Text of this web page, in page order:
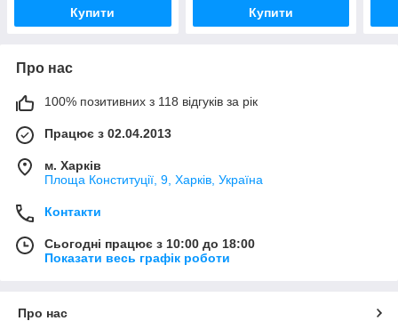
Купити Купити
Про нас
100% позитивних з 118 відгуків за рік
Працює з 02.04.2013
м. Харків
Площа Конституції, 9, Харків, Україна
Контакти
Сьогодні працює з 10:00 до 18:00
Показати весь графік роботи
Про нас